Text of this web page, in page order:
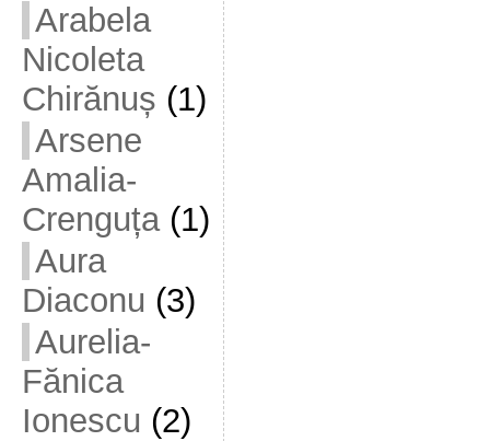
Arabela
Nicoleta
Chirănuș (1)
Arsene
Amalia-
Crenguța(1)
Aura
Diaconu (3)
Aurelia-
Fănica
Ionescu (2)